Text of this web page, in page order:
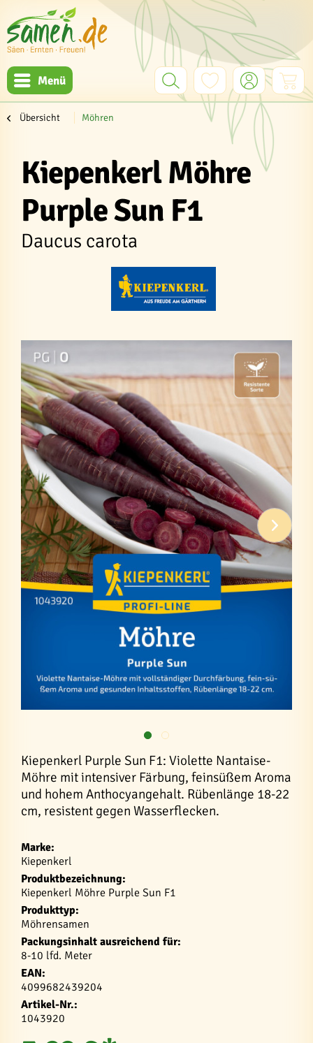
Menü
Übersicht Möhren
Kiepenkerl Möhre
Purple Sun F1
Daucus carota
Kiepenkerl Purple Sun F1: Violette Nantaise-
Möhre mit intensiver Färbung, feinsüßem Aroma
und hohem Anthocyangehalt. Rübenlänge 18-22
cm, resistent gegen Wasserflecken.
Marke:
Kiepenkerl
Produktbezeichnung:
Kiepenkerl Möhre Purple Sun F1
Produkttyp:
Möhrensamen
Packungsinhalt ausreichend für:
8-10 lfd. Meter
EAN:
4099682439204
Artikel-Nr.:
1043920